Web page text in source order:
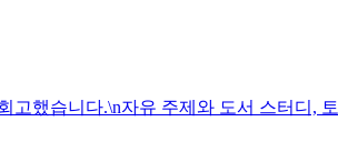
고했습니다.\n자유 주제와 도서 스터디,